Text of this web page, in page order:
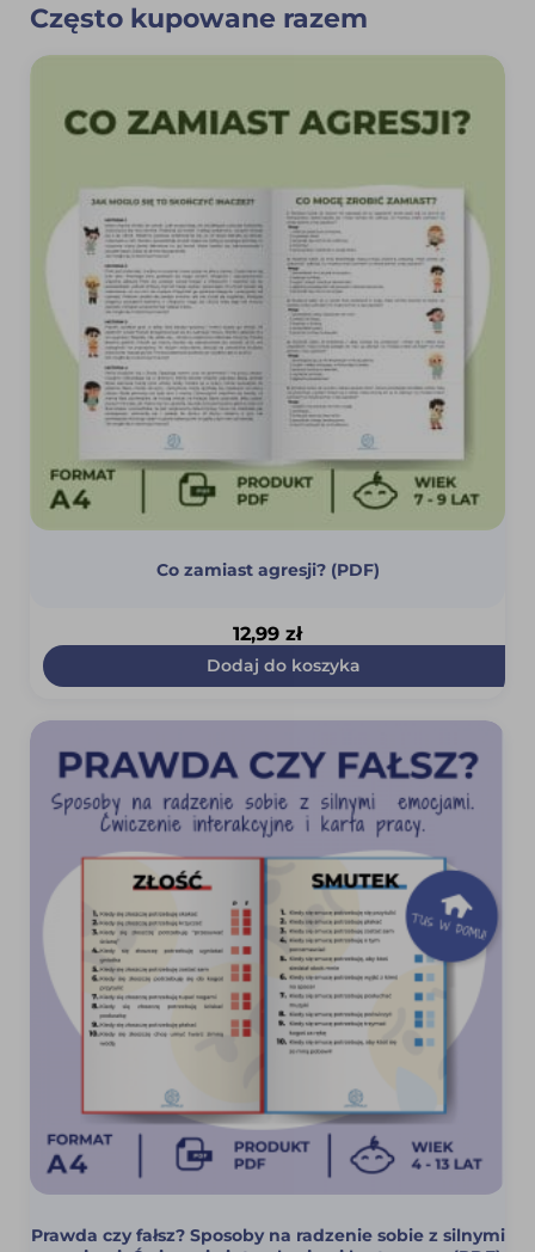
Często kupowane razem
Co zamiast agresji? (PDF)
12,99 zł
Dodaj do koszyka
Prawda czy fałsz? Sposoby na radzenie sobie z silnymi